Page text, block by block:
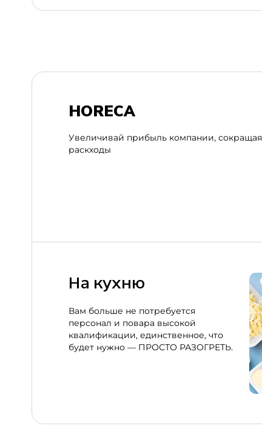
HORECA
Увеличивай прибыль компании, сокращая
раскходы
На кухню
Вам больше не потребуется
персонал и повара высокой
квалификации, единственное, что
будет нужно — ПРОСТО РАЗОГРЕТЬ.